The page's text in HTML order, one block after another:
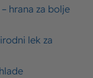
hrana za bolje
lek za